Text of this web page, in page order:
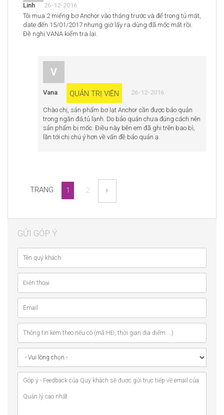
Linh
26-12-2016
Tôi mua 2 miếng bơ Anchor vào tháng trước và để trong tủ mát,
date đến 15/01/2017 nhưng giờ lấy ra dùng đã mốc mất rồi.
Đề nghị VANA kiểm tra lại.
V
Vana QUẢN TRỊ VIÊN 26-12-2016
Chào chị, sản phẩm bơ lạt Anchor cần được bảo quản
trong ngăn đá,tủ lạnh. Do bảo quản chưa đúng cách nên
sản phẩm bị mốc. Điều này bên em đã ghi trên bao bì,
lần tới chị chú ý hơn về vấn đề bảo quản ạ.
TRANG 1 2
GỬI GÓP Ý